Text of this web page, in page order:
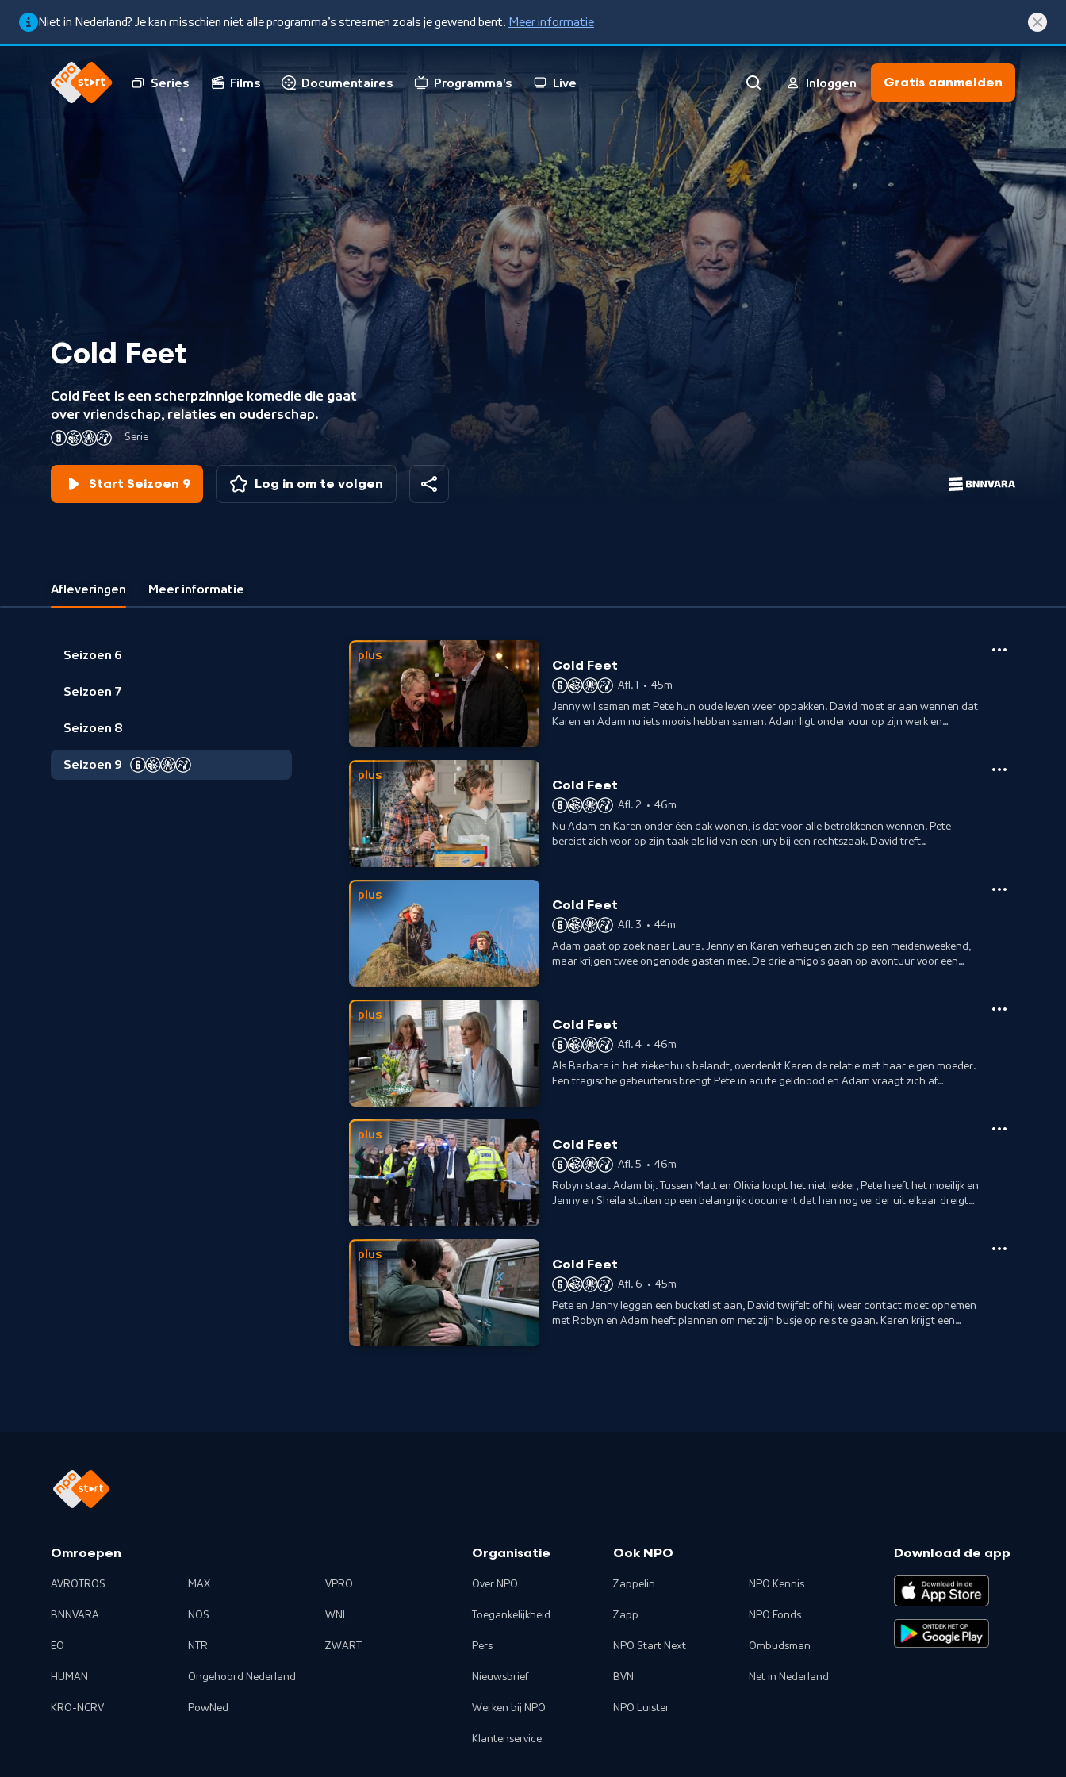
Niet in Nederland? Je kan misschien niet alle programma’s streamen zoals je gewend bent. Meer informatie
Series Films Documentaires Programma's Live Inloggen Gratis aanmelden
Cold Feet
Cold Feet is een scherpzinnige komedie die gaat
over vriendschap, relaties en ouderschap.
Serie
Start Seizoen 9 Log in om te volgen
Afleveringen Meer informatie
Seizoen 6
Seizoen 7
Seizoen 8
Seizoen 9
plus
Cold Feet
Afl. 1 • 45m
Jenny wil samen met Pete hun oude leven weer oppakken. David moet er aan wennen dat
Karen en Adam nu iets moois hebben samen. Adam ligt onder vuur op zijn werk en
plus
Cold Feet
Afl. 2 • 46m
Nu Adam en Karen onder één dak wonen, is dat voor alle betrokkenen wennen. Pete
bereidt zich voor op zijn taak als lid van een jury bij een rechtszaak. David treft
plus
Cold Feet
Afl. 3 • 44m
Adam gaat op zoek naar Laura. Jenny en Karen verheugen zich op een meidenweekend,
maar krijgen twee ongenode gasten mee. De drie amigo's gaan op avontuur voor een
plus
Cold Feet
Afl. 4 • 46m
Als Barbara in het ziekenhuis belandt, overdenkt Karen de relatie met haar eigen moeder.
Een tragische gebeurtenis brengt Pete in acute geldnood en Adam vraagt zich af
plus
Cold Feet
Afl. 5 • 46m
Robyn staat Adam bij. Tussen Matt en Olivia loopt het niet lekker, Pete heeft het moeilijk en
Jenny en Sheila stuiten op een belangrijk document dat hen nog verder uit elkaar dreigt
plus
Cold Feet
Afl. 6 • 45m
Pete en Jenny leggen een bucketlist aan, David twijfelt of hij weer contact moet opnemen
met Robyn en Adam heeft plannen om met zijn busje op reis te gaan. Karen krijgt een
Omroepen
AVROTROS
BNNVARA
EO
HUMAN
KRO-NCRV
MAX
NOS
NTR
Ongehoord Nederland
PowNed
VPRO
WNL
ZWART
Organisatie
Over NPO
Toegankelijkheid
Pers
Nieuwsbrief
Werken bij NPO
Klantenservice
Ook NPO
Zappelin
Zapp
NPO Start Next
BVN
NPO Luister
NPO Kennis
NPO Fonds
Ombudsman
Net in Nederland
Download de app